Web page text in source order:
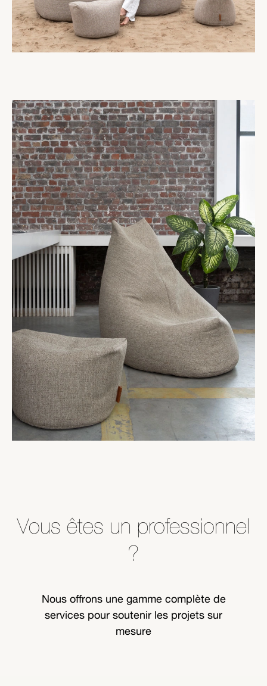
Vous êtes un professionnel
?
Nous offrons une gamme complète de
services pour soutenir les projets sur
mesure